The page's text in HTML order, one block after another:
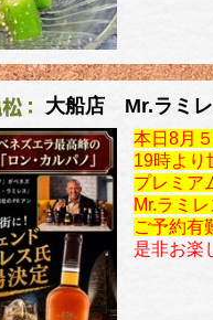
大船店 Mr.ラミ
本日8月
19時より
プレミア
Mr.ラミ
ご予約有
是非お楽